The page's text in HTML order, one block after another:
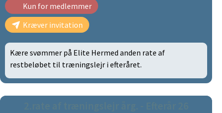
Kun for medlemmer
Kræver invitation
Kære svømmer på Elite Hermed anden rate af
restbeløbet til træningslejr i efteråret.